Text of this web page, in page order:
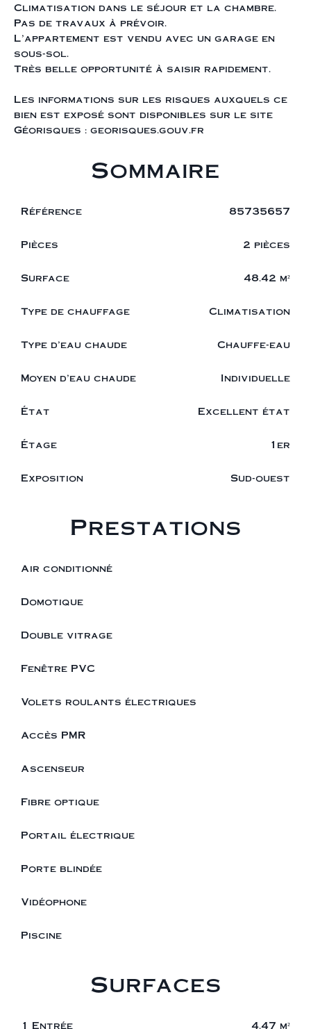
Climatisation dans le séjour et la chambre.
Pas de travaux à prévoir.
L'appartement est vendu avec un garage en
sous-sol.
Très belle opportunité à saisir rapidement.
Les informations sur les risques auxquels ce
bien est exposé sont disponibles sur le site
Géorisques : georisques.gouv.fr
Sommaire
Référence 85735657
Pièces 2 pièces
Surface 48.42 m²
Type de chauffage Climatisation
Type d'eau chaude Chauffe-eau
Moyen d'eau chaude Individuelle
État Excellent état
Étage 1er
Exposition Sud-ouest
Prestations
Air conditionné
Domotique
Double vitrage
Fenêtre PVC
Volets roulants électriques
Accès PMR
Ascenseur
Fibre optique
Portail électrique
Porte blindée
Vidéophone
Piscine
Surfaces
1 Entrée 4.47 m²